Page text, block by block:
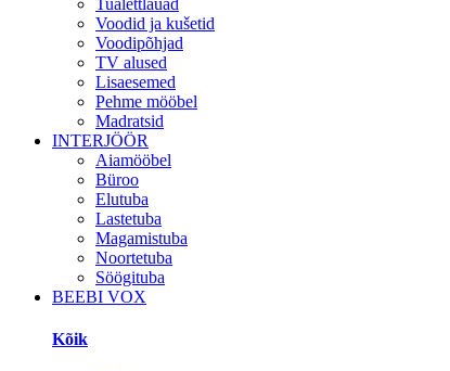
Voodid ja kušetid
Voodipõhjad
TV alused
Lisaesemed
Pehme mööbel
Madratsid
INTERJÖÖR
Aiamööbel
Büroo
Elutuba
Lastetuba
Magamistuba
Noortetuba
Söögituba
BEEBI VOX
Kõik